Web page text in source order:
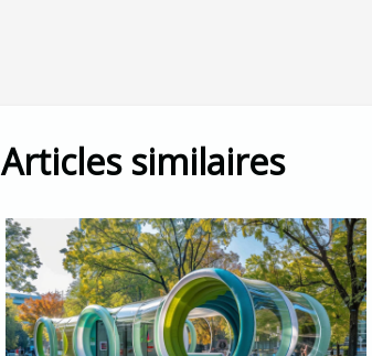
Articles similaires